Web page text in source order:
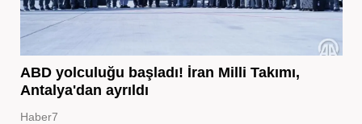
ABD yolculuğu başladı! İran Milli Takımı,
Antalya'dan ayrıldı
Haber7